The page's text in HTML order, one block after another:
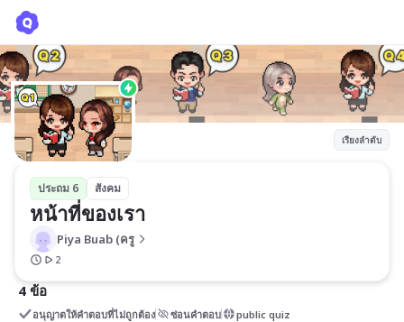
เรียงลำดับ
ประถม 6 สังคม
หน้าที่ของเรา
Piya Buab (ครู
2
4 ข้อ
อนุญาตให้คำตอบที่ไม่ถูกต้อง ซ่อนคำตอบ public quiz